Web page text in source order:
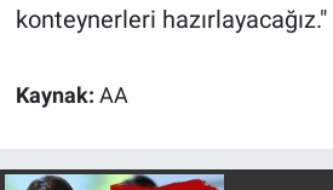
konteynerleri
Kaynak: AA
Türkiye'nin Geleceği
Türkiye'nin Gündemi